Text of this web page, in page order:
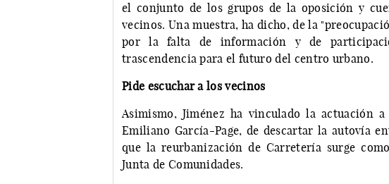
el conjunto de los grupos de la oposición y
vecinos. Una muestra, ha dicho, de la
por la falta de información y de
trascendencia para el futuro del centro urbano.
Pide escuchar a los vecinos
Asimismo, Jiménez ha vinculado la actuación
Emiliano García-Page, de descartar la autovía
que la reurbanización de Carretería surge
Junta de Comunidades.